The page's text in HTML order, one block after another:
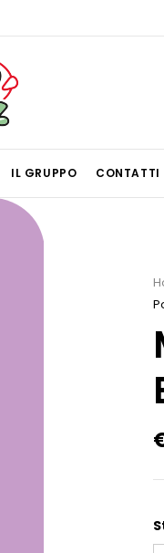
IL GRUPPO CONTATTI